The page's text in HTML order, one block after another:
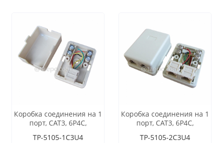
Коробка соединения на 1
порт, CAT3, 6P4C,
TP-5105-1C3U4
Коробка соединения на 1
порт, CAT3, 6P4C,
TP-5105-2C3U4